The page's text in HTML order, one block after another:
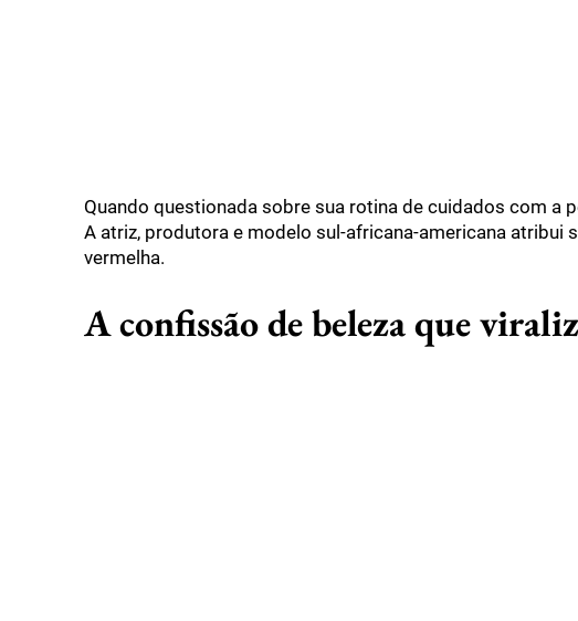
Quando questionada sobre sua rotina de cuidados com a
A atriz, produtora e modelo sul-africana-americana atribui
vermelha.
A confissão de beleza que